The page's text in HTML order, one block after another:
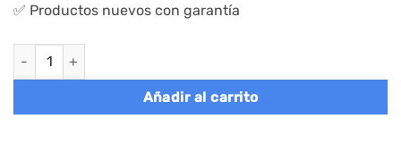
✅ Productos nuevos con garantía
Mesa de sofá blanco mármol redonda cantidad
Añadir al carrito